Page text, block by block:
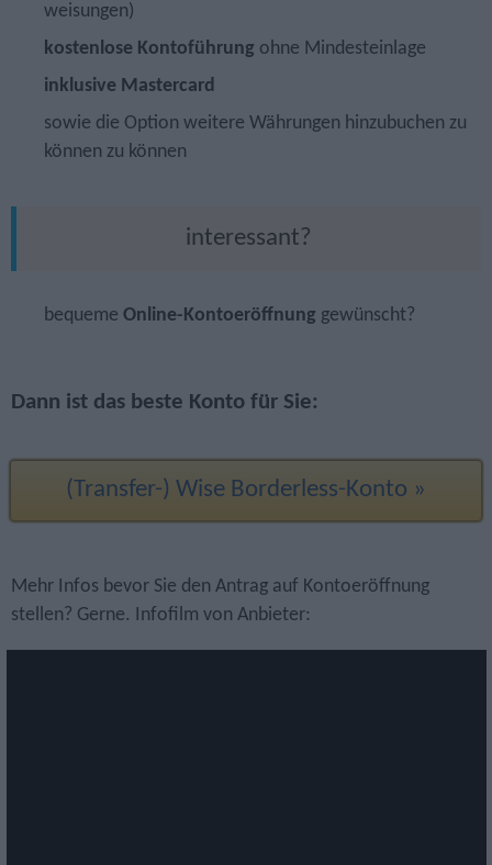
weisungen)
kostenlose Kontoführung ohne Mindesteinlage
inklusive Mastercard
sowie die Option weitere Währungen hinzubuchen zu
können zu können
interessant?
bequeme Online-Kontoeröffnung gewünscht?
Dann ist das beste Konto für Sie:
(Transfer-) Wise Borderless-Konto »
Mehr Infos bevor Sie den Antrag auf Kontoeröffnung
stellen? Gerne. Infofilm von Anbieter: